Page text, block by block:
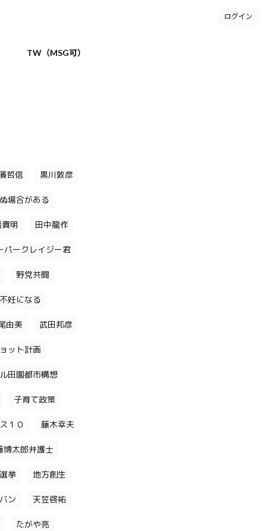
ログイン
TW（MSG可）
哲信 黒川敦彦
場合がある
明 田中龍作
パークレイジー君
野党共闘
妊になる
由美 武田邦彦
ット計画
田園都市構想
子育て政策
１０ 藤木幸夫
博太郎弁護士
挙 地方創生
ン 天笠啓祐
たがや亮